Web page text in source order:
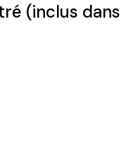
(inclus dans